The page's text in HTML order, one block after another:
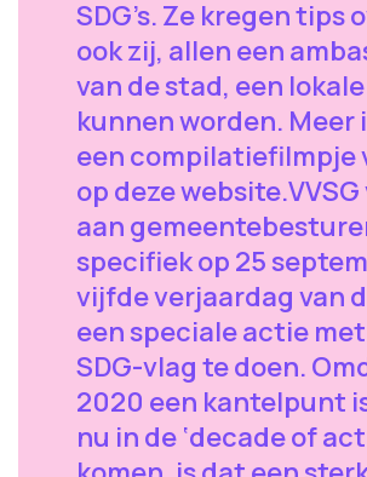
SDG’s. Ze kregen tips
ook zij, allen een
van de stad, een
kunnen worden. Meer
een compilatiefilmpje
op deze
aan
specifiek op 25
vijfde verjaardag van
een speciale actie
SDG-vlag te doen.
2020 een kantelpunt
nu in de ‘decade of